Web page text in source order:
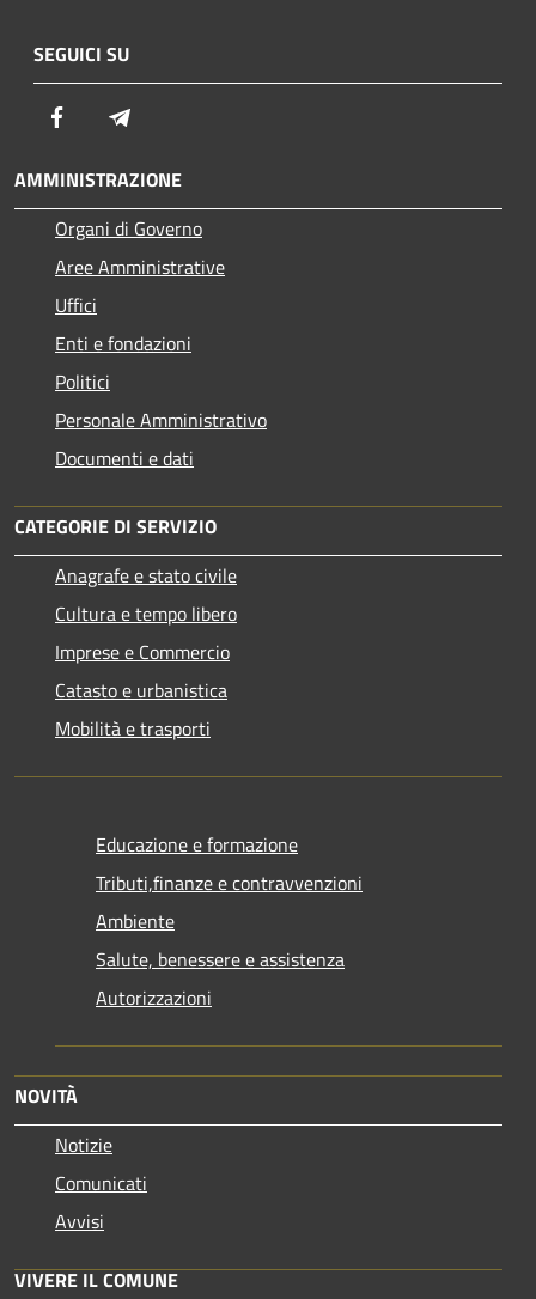
SEGUICI SU
Facebook
AMMINISTRAZIONE
Organi di Governo
Aree Amministrative
Uffici
Enti e fondazioni
Politici
Personale Amministrativo
Documenti e dati
CATEGORIE DI SERVIZIO
Anagrafe e stato civile
Cultura e tempo libero
Imprese e Commercio
Catasto e urbanistica
Mobilità e trasporti
Educazione e formazione
Tributi,finanze e contravvenzioni
Ambiente
Salute, benessere e assistenza
Autorizzazioni
NOVITÀ
Notizie
Comunicati
Avvisi
VIVERE IL COMUNE